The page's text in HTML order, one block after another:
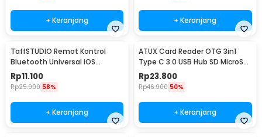
+ Keranjang + Keranjang
TaffSTUDIO Remot Kontrol
Bluetooth Universal iOS
Android Tiktok Selfie - S18
Rp11.100
Rp25.900 58%
+ Keranjang
ATUX Card Reader OTG 3in1
Type C 3.0 USB Hub SD MicroSD
- AT3
Rp23.800
Rp46.900 50%
+ Keranjang